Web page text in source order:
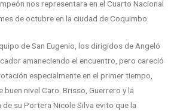
nos representara en el Cuarto Nacional
de octubre en la ciudad de Coquimbo.
de San Eugenio, los dirigidos de Angeló
amaneciendo el encuentro, pero careció
especialmente en el primer tiempo,
nivel Caro. Brisso, Guerrero y la
su Portera Nicole Silva evito que la